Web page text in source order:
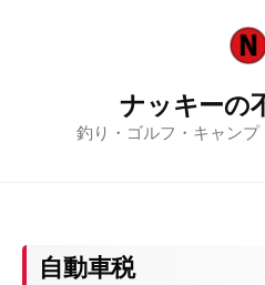
ナッキーの
釣り・ゴルフ・キャン
自動車税